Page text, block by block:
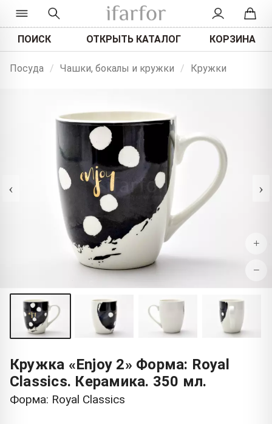
ПОИСК ОТКРЫТЬ КАТАЛОГ КОРЗИНА
Посуда / Чашки, бокалы и кружки / Кружки
‹ ›
+
−
Кружка «Enjoy 2» Форма: Royal
Classics. Керамика. 350 мл.
Форма: Royal Classics